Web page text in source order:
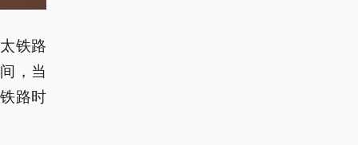
铁路
，当
路时